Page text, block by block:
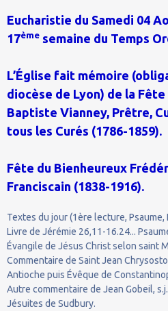
Eucharistie du Samedi 04
17ème semaine du Temps
L’Église fait mémoire
diocèse de Lyon) de la
Baptiste Vianney, Prêtre,
tous les Curés (1786-1859).
Fête du Bienheureux
Franciscain (1838-1916).
Textes du jour (1ère lecture, Psaume,
Livre de Jérémie 26,11-16.24...
Évangile de Jésus Christ selon saint
Commentaire de Saint Jean
Antioche puis Évêque de
Autre commentaire de Jean Gobeil,
Jésuites de Sudbury.